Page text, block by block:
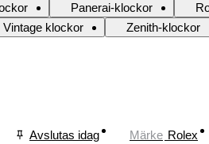
Panerai-klockor
Vintage klockor Zenith-klockor
Avslutas idag Märke Rolex